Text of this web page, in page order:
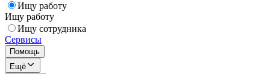
Ищу работу
Ищу работу
Ищу сотрудника
Сервисы
Помощь
Ещё